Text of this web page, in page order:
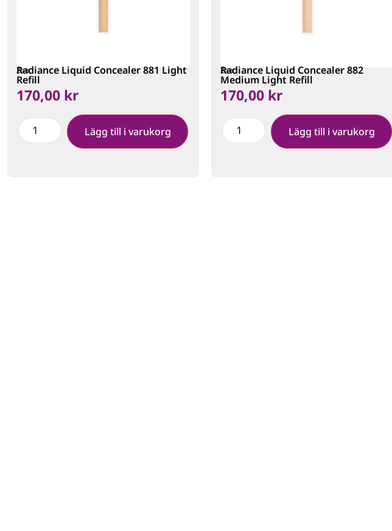
Zao
Radiance Liquid Concealer 881 Light
Refill
170,00 kr
Lägg till i varukorg
Zao
Radiance Liquid Concealer 882
Medium Light Refill
170,00 kr
Lägg till i varukorg